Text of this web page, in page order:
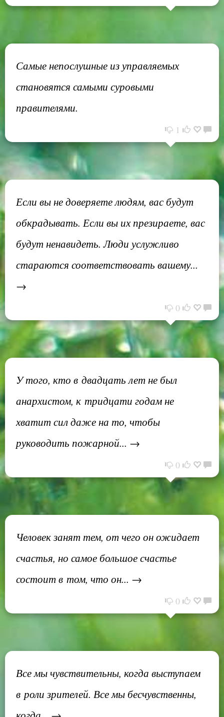
Самые непослушные из управляемых
становятся самыми суровыми
правителями.
1
Если вы не доверяете людям, вас будут
обкрадывать. Если вы их презираете, вас
будут ненавидеть. Люди услужливо
стараются соответствовать вашему...
→
0
У того, кто в двадцать лет не был
анархистом, к тридцати годам не
хватит сил даже на то, чтобы
руководить пожарной... →
0
Человек занят тем, от чего он ожидает
счастья, но самое большое счастье
состоит в том, что он... →
0
Все мы чувствительны, когда выступаем
в роли зрителей. Все мы бесчувственны,